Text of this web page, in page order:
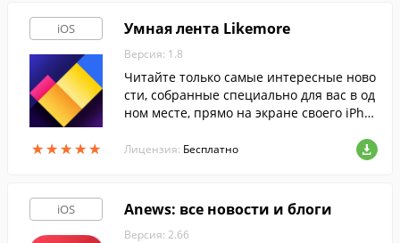
iOS
★★★★★
★★★★★
Умная лента Likemore
Версия: 1.8
Читайте только самые интересные ново
сти, собранные специально для вас в од
ном месте, прямо на экране своего iPho
Лицензия: Бесплатно
iOS Anews: все новости и блоги
Версия: 2.66